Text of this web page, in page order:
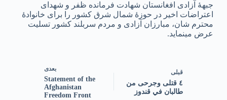
جبهۀ آزادی افغانستان شهادت فرمانده ظفر و شهدای
اعتراضات اخیر در حوزۀ شمال شرق کشور را برای خانوادۀ
محترم شان، مبارزان آزادی و مردم سربلند کشور تسلیت
عرض مینماید.
قبلی
٤ قتلى وجرحى من
طالبان في قندوز
بعدی
Statement of the
Afghanistan
Freedom Front